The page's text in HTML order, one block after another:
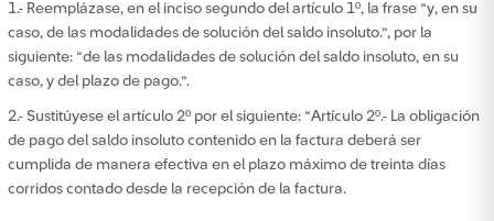
1.- Reemplázase, en el inciso segundo del artículo 1º, la frase “y, en su
caso, de las modalidades de solución del saldo insoluto.”, por la
siguiente: “de las modalidades de solución del saldo insoluto, en su
caso, y del plazo de pago.”.
2.- Sustitúyese el artículo 2º por el siguiente: “Artículo 2º.- La obligación
de pago del saldo insoluto contenido en la factura deberá ser
cumplida de manera efectiva en el plazo máximo de treinta días
corridos contado desde la recepción de la factura.